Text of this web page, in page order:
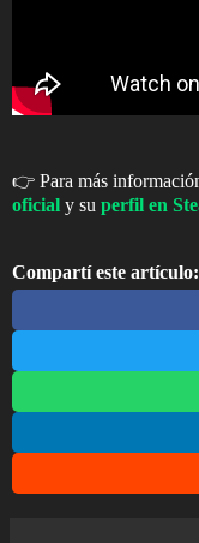
👉 Para más
oficial y su perfil en
Compartí este artículo: